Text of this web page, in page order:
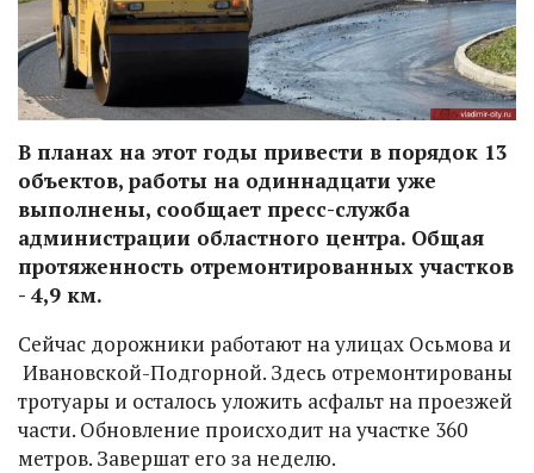
В планах на этот годы привести в порядок 13
объектов, работы на одиннадцати уже
выполнены, сообщает пресс-служба
администрации областного центра. Общая
протяженность отремонтированных участков
- 4,9 км.
Сейчас дорожники работают на улицах Осьмова и
Ивановской-Подгорной. Здесь отремонтированы
тротуары и осталось уложить асфальт на проезжей
части. Обновление происходит на участке 360
метров. Завершат его за неделю.